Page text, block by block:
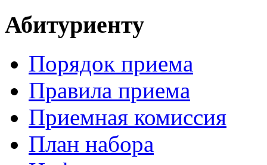
Абитуриенту
Порядок приема
Правила приема
Приемная комиссия
План набора